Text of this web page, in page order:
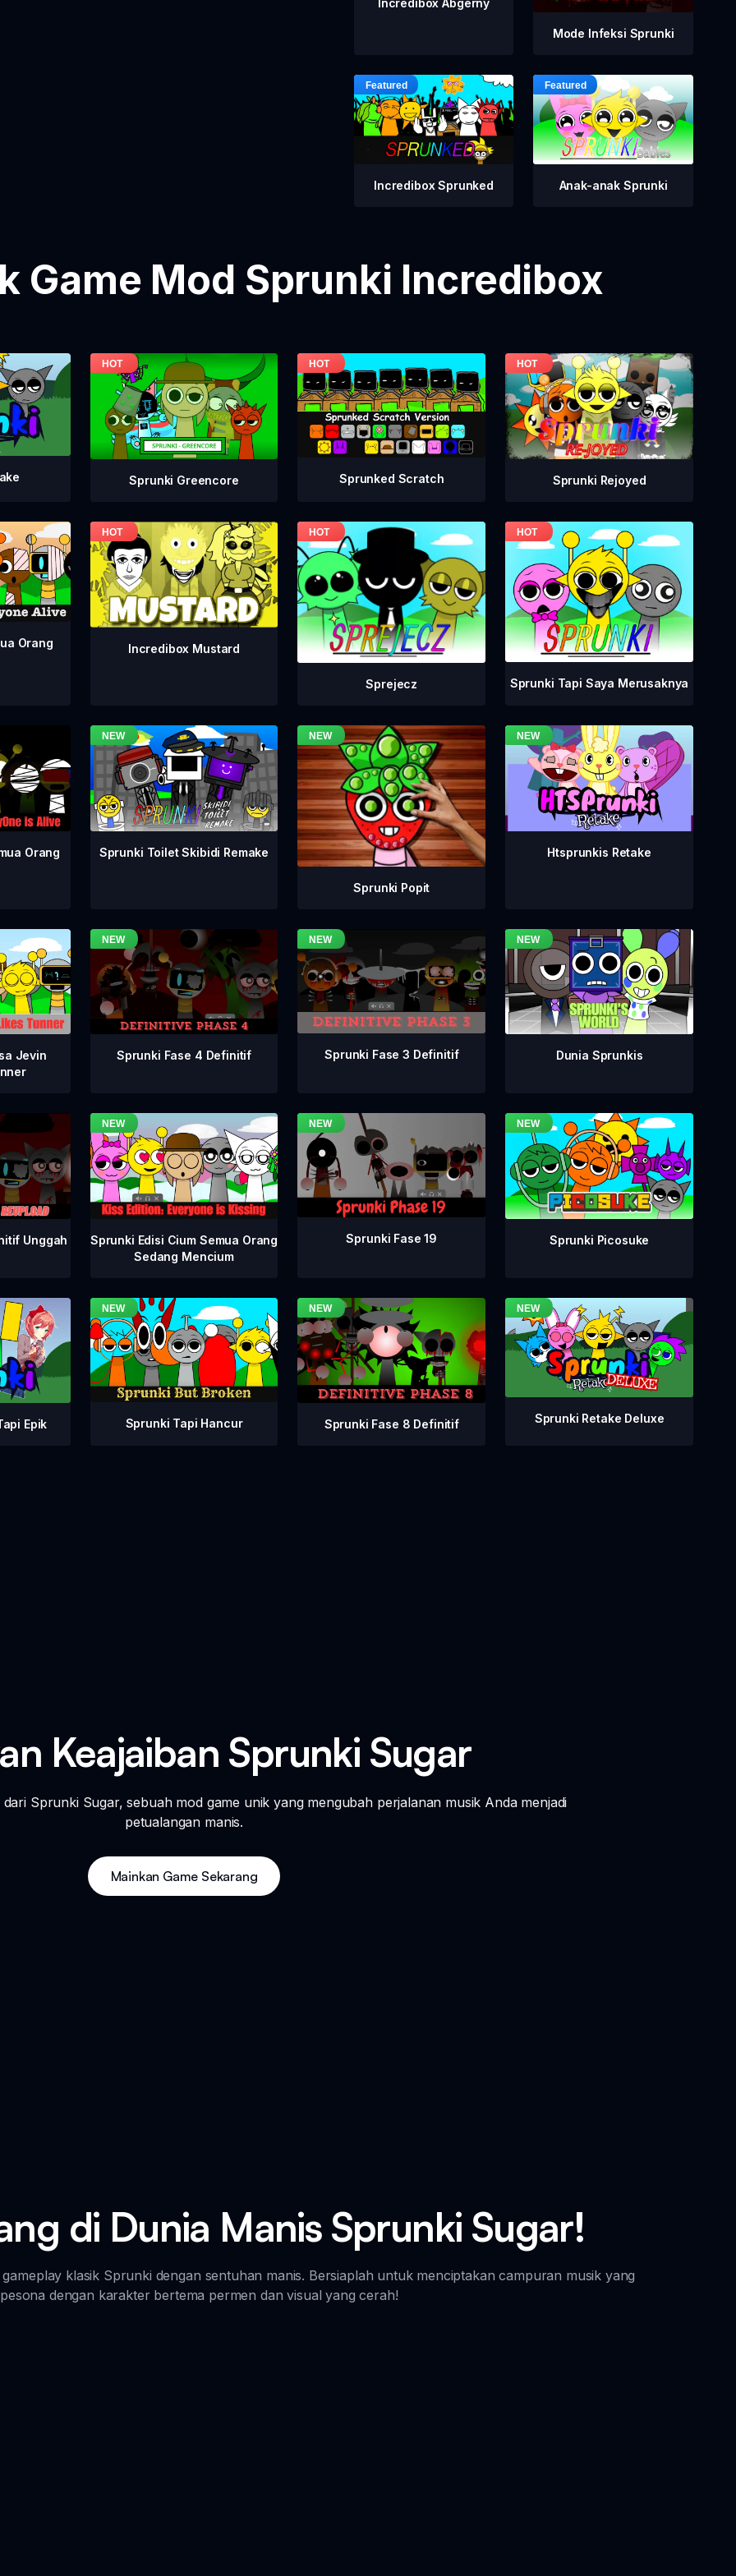
Incredibox Abgerny
Mode Infeksi Sprunki
Incredibox Sprunked Anak-anak Sprunki
Game Mod Sprunki Incredibox
Sprunki Greencore Sprunked Scratch Sprunki Rejoyed
Orang Incredibox Mustard
Sprejecz Sprunki Tapi Saya Merusaknya
Orang Sprunki Toilet Skibidi Remake
Sprunki Popit
Htsprunkis Retake
Jevin
Sprunki Fase 4 Definitif Sprunki Fase 3 Definitif Dunia Sprunkis
Unggah
Sprunki Edisi Cium Semua Orang
Sedang Mencium
Sprunki Fase 19 Sprunki Picosuke
Epik Sprunki Tapi Hancur Sprunki Fase 8 Definitif Sprunki Retake Deluxe
Keajaiban Sprunki Sugar
Sprunki Sugar, sebuah mod game unik yang mengubah perjalanan musik Anda menjadi
petualangan manis.
Mainkan Game Sekarang
di Dunia Manis Sprunki Sugar!
klasik Sprunki dengan sentuhan manis. Bersiaplah untuk menciptakan campuran musik yang
dengan karakter bertema permen dan visual yang cerah!